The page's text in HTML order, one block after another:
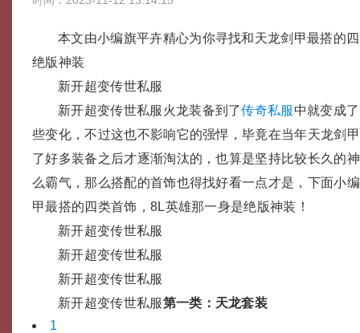
本文由小编旗平卉精心为你寻找和天龙剑甲最搭的
绝版神装
新开超变传世私服
新开超变传世私服火龙装备到了传奇私服 中就变成
些变化，不过这也不影响它的强悍，毕竟在当年天龙剑
了好多装备之后才逐渐淘汰的，也算是坚持比较长久的
么霸气，那么搭配的首饰也得找好看一点才是，下面小
甲最搭的四类首饰，8L英雄那一身是绝版神装！
新开超变传世私服
新开超变传世私服
新开超变传世私服
新开超变传世私服第一类：天龙套装
1